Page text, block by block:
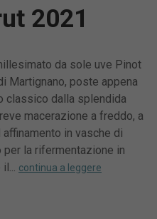
2021
da sole uve Pinot
Martignano, poste appena
classico dalla splendida
macerazione a freddo, a
in vasche di
la rifermentazione in
continua a leggere